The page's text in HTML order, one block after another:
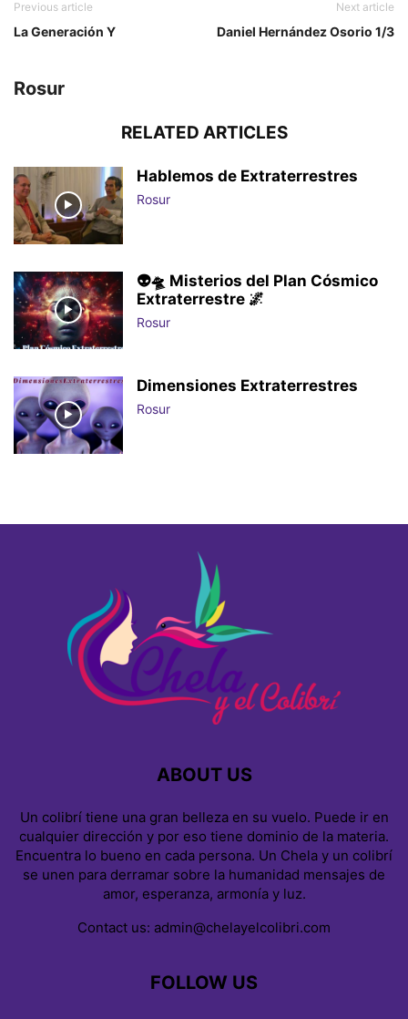
Previous article
La Generación Y
Next article
Daniel Hernández Osorio 1/3
Rosur
RELATED ARTICLES
Hablemos de Extraterrestres
Rosur
👽🛸 Misterios del Plan Cósmico
Extraterrestre 🌌
Rosur
Dimensiones Extraterrestres
Rosur
ABOUT US
Un colibrí tiene una gran belleza en su vuelo. Puede ir en
cualquier dirección y por eso tiene dominio de la materia.
Encuentra lo bueno en cada persona. Un Chela y un colibrí
se unen para derramar sobre la humanidad mensajes de
amor, esperanza, armonía y luz.
Contact us: admin@chelayelcolibri.com
FOLLOW US